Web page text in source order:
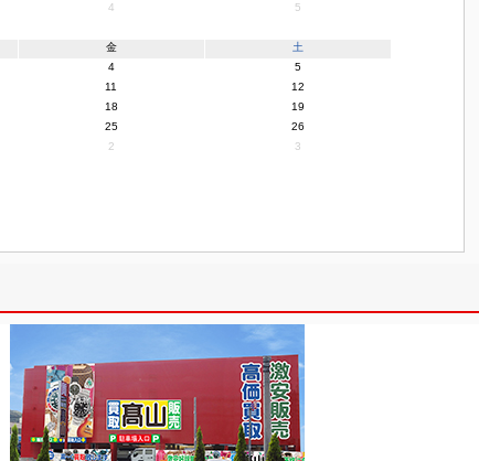
4
5
金
土
4
5
11
12
18
19
25
26
2 3